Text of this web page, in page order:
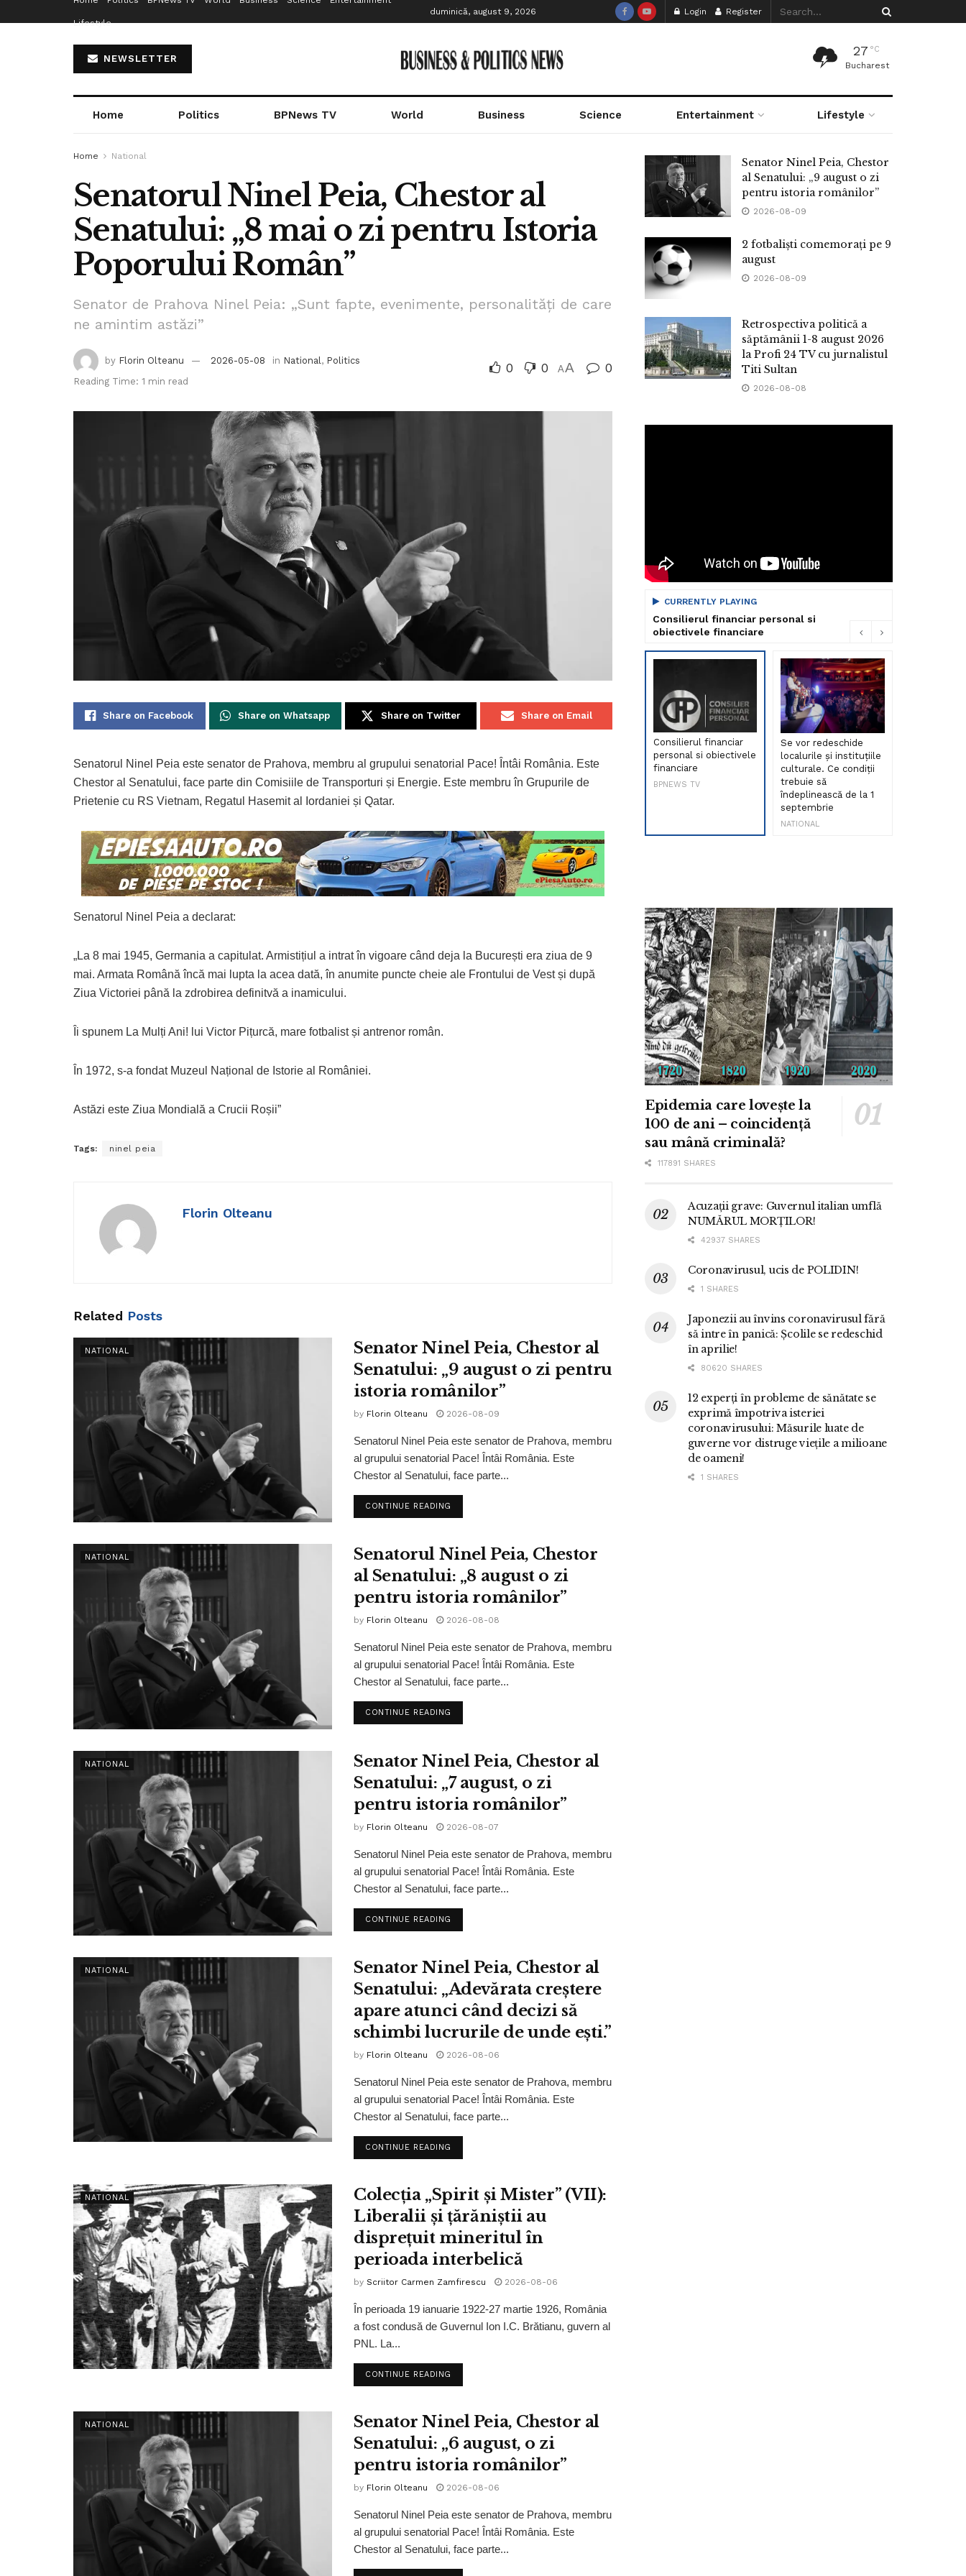
Lifestyle
duminică, august 9, 2026 Login Register
NEWSLETTER
27 °C
Bucharest
Home Politics BPNews TV World Business Science Entertainment Lifestyle
Home National
Senatorul Ninel Peia, Chestor al
Senatului: „8 mai o zi pentru Istoria
Poporului Român”
Senator de Prahova Ninel Peia: „Sunt fapte, evenimente, personalități de care
ne amintim astăzi”
by Florin Olteanu 2026-05-08 in National , Politics
Reading Time: 1 min read
0 0 AA 0
Share on Facebook Share on Whatsapp Share on Twitter Share on Email
Senatorul Ninel Peia este senator de Prahova, membru al grupului senatorial Pace! Întâi România. Este
Chestor al Senatului, face parte din Comisiile de Transporturi și Energie. Este membru în Grupurile de
Prietenie cu RS Vietnam, Regatul Hasemit al Iordaniei și Qatar.
Senatorul Ninel Peia a declarat:
„La 8 mai 1945, Germania a capitulat. Armistițiul a intrat în vigoare când deja la București era ziua de 9
mai. Armata Română încă mai lupta la acea dată, în anumite puncte cheie ale Frontului de Vest și după
Ziua Victoriei până la zdrobirea definitvă a inamicului.
Îi spunem La Mulți Ani! lui Victor Pițurcă, mare fotbalist și antrenor român.
În 1972, s-a fondat Muzeul Național de Istorie al României.
Astăzi este Ziua Mondială a Crucii Roșii”
Tags: ninel peia
Florin Olteanu
Related Posts
NATIONAL
Senator Ninel Peia, Chestor al
Senatului: „9 august o zi pentru
istoria românilor”
by Florin Olteanu 2026-08-09
Senatorul Ninel Peia este senator de Prahova, membru
al grupului senatorial Pace! Întâi România. Este
Chestor al Senatului, face parte...
CONTINUE READING
NATIONAL
Senatorul Ninel Peia, Chestor
al Senatului: „8 august o zi
pentru istoria românilor”
by Florin Olteanu 2026-08-08
Senatorul Ninel Peia este senator de Prahova, membru
al grupului senatorial Pace! Întâi România. Este
Chestor al Senatului, face parte...
CONTINUE READING
NATIONAL
Senator Ninel Peia, Chestor al
Senatului: „7 august, o zi
pentru istoria românilor”
by Florin Olteanu 2026-08-07
Senatorul Ninel Peia este senator de Prahova, membru
al grupului senatorial Pace! Întâi România. Este
Chestor al Senatului, face parte...
CONTINUE READING
NATIONAL
Senator Ninel Peia, Chestor al
Senatului: „Adevărata creștere
apare atunci când decizi să
schimbi lucrurile de unde ești.”
by Florin Olteanu 2026-08-06
Senatorul Ninel Peia este senator de Prahova, membru
al grupului senatorial Pace! Întâi România. Este
Chestor al Senatului, face parte...
CONTINUE READING
NATIONAL
Colecția „Spirit și Mister” (VII):
Liberalii și țărăniștii au
disprețuit mineritul în
perioada interbelică
by Scriitor Carmen Zamfirescu 2026-08-06
În perioada 19 ianuarie 1922-27 martie 1926, România
a fost condusă de Guvernul Ion I.C. Brătianu, guvern al
PNL. La...
CONTINUE READING
NATIONAL
Senator Ninel Peia, Chestor al
Senatului: „6 august, o zi
pentru istoria românilor”
by Florin Olteanu 2026-08-06
Senatorul Ninel Peia este senator de Prahova, membru
al grupului senatorial Pace! Întâi România. Este
Chestor al Senatului, face parte...
Senator Ninel Peia, Chestor
al Senatului: „9 august o zi
pentru istoria românilor”
2026-08-09
2 fotbaliști comemorați pe 9
august
2026-08-09
Retrospectiva politică a
săptămânii 1-8 august 2026
la Profi 24 TV cu jurnalistul
Titi Sultan
2026-08-08
CURRENTLY PLAYING
Consilierul financiar personal si
obiectivele financiare
Consilierul financiar
personal si obiectivele
financiare
BPNEWS TV
Se vor redeschide
localurile și instituțiile
culturale. Ce condiții
trebuie să
îndeplinească de la 1
septembrie
NATIONAL
Epidemia care lovește la
100 de ani – coincidență
sau mână criminală?
117891 SHARES
Acuzații grave: Guvernul italian umflă
NUMĂRUL MORȚILOR!
42937 SHARES
Coronavirusul, ucis de POLIDIN!
1 SHARES
Japonezii au învins coronavirusul fără
să intre în panică: Școlile se redeschid
în aprilie!
80620 SHARES
12 experți în probleme de sănătate se
exprimă împotriva isteriei
coronavirusului: Măsurile luate de
guverne vor distruge viețile a milioane
de oameni!
1 SHARES